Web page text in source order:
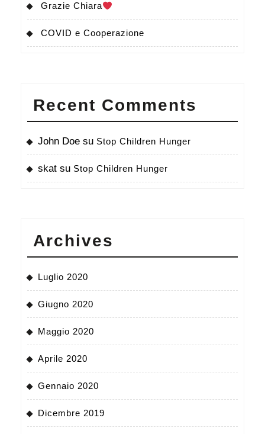
Grazie Chiara
COVID e Cooperazione
Recent Comments
John Doe su Stop Children Hunger
skat su Stop Children Hunger
Archives
Luglio 2020
Giugno 2020
Maggio 2020
Aprile 2020
Gennaio 2020
Dicembre 2019